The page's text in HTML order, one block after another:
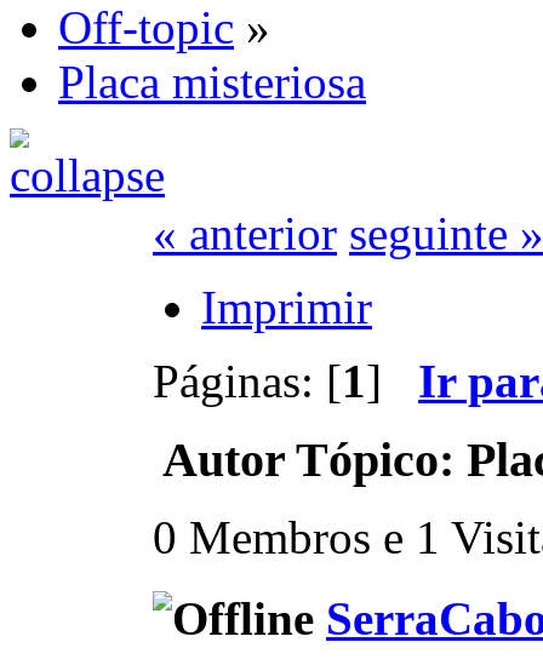
Off-topic »
Placa misteriosa
« anterior seguinte »
Imprimir
Páginas: [1] Ir
Autor Tópico:
0 Membros e 1